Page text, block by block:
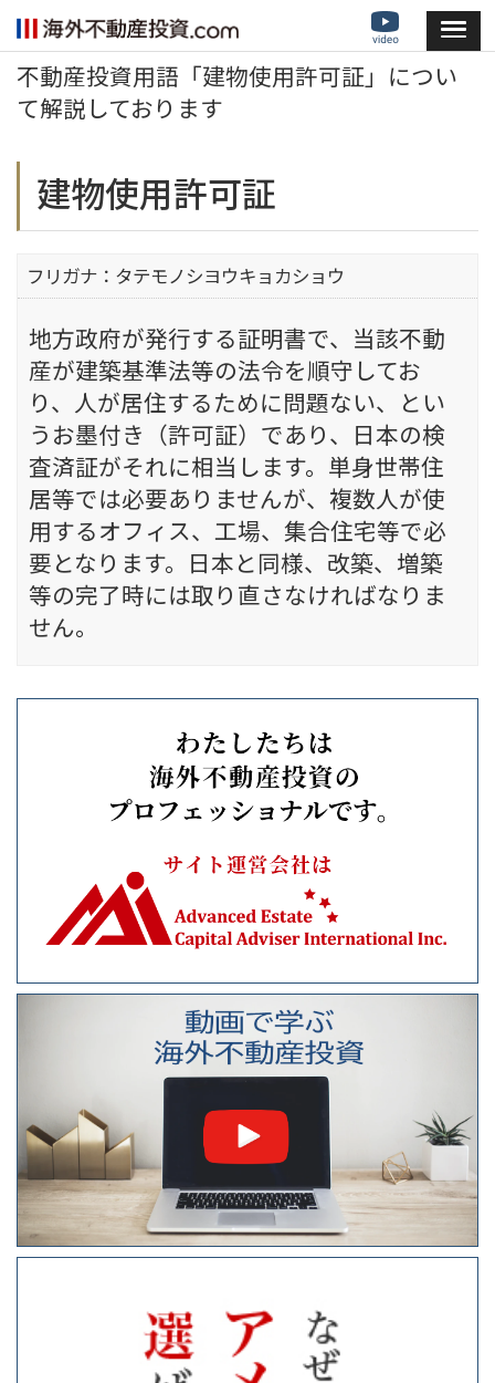
不動産投資用語「建物使用許可証」につい
て解説しております
建物使用許可証
フリガナ：タテモノシヨウキョカショウ
地方政府が発行する証明書で、当該不動
産が建築基準法等の法令を順守してお
り、人が居住するために問題ない、とい
うお墨付き（許可証）であり、日本の検
査済証がそれに相当します。単身世帯住
居等では必要ありませんが、複数人が使
用するオフィス、工場、集合住宅等で必
要となります。日本と同様、改築、増築
等の完了時には取り直さなければなりま
せん。